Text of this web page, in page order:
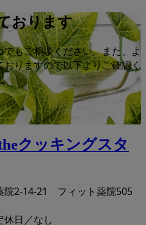
おります
もご相談ください。また、よ
おりますので以下よりご確認く
。
院2-14-21 フィット薬院505
日／なし